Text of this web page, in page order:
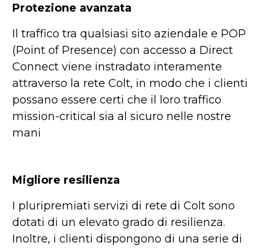
Protezione avanzata
Il traffico tra qualsiasi sito aziendale e POP
(Point of Presence) con accesso a Direct
Connect viene instradato interamente
attraverso la rete Colt, in modo che i clienti
possano essere certi che il loro traffico
mission-critical sia al sicuro nelle nostre
mani
Migliore resilienza
I pluripremiati servizi di rete di Colt sono
dotati di un elevato grado di resilienza.
Inoltre, i clienti dispongono di una serie di